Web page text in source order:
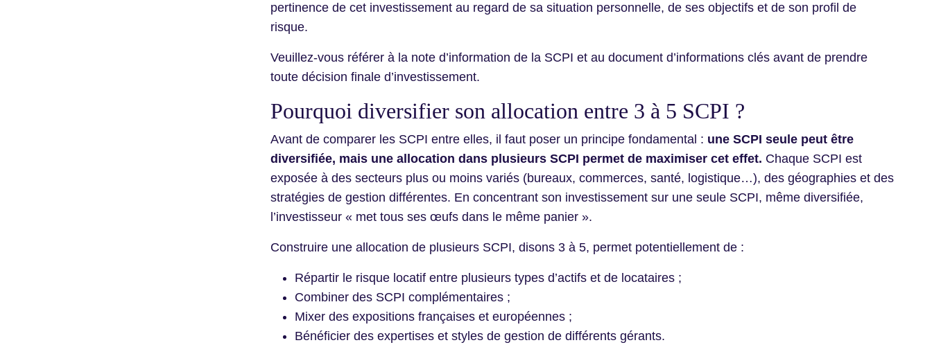
pertinence de cet investissement au regard de sa situation personnelle, de ses objectifs et de son profil de
risque.
Veuillez-vous référer à la note d’information de la SCPI et au document d’informations clés avant de prendre
toute décision finale d’investissement.
Pourquoi diversifier son allocation entre 3 à 5 SCPI ?
Avant de comparer les SCPI entre elles, il faut poser un principe fondamental : une SCPI seule peut être
diversifiée, mais une allocation dans plusieurs SCPI permet de maximiser cet effet. Chaque SCPI est
exposée à des secteurs plus ou moins variés (bureaux, commerces, santé, logistique…), des géographies et des
stratégies de gestion différentes. En concentrant son investissement sur une seule SCPI, même diversifiée,
l’investisseur « met tous ses œufs dans le même panier ».
Construire une allocation de plusieurs SCPI, disons 3 à 5, permet potentiellement de :
Répartir le risque locatif entre plusieurs types d’actifs et de locataires ;
Combiner des SCPI complémentaires ;
Mixer des expositions françaises et européennes ;
Bénéficier des expertises et styles de gestion de différents gérants.